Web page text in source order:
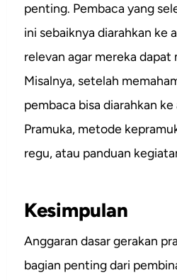
penting. Pembaca yang
ini sebaiknya diarahkan ke
relevan agar mereka
Misalnya, setelah
pembaca bisa diarahkan
Pramuka, metode
regu, atau panduan
Kesimpulan
Anggaran dasar gerakan
bagian penting dari